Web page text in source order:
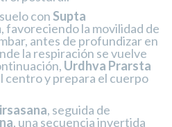
conSupta
, favoreciendo la movilidad de
antes de profundizar en
la respiración se vuelve
Urdhva Prarsta
centro y prepara el cuerpo
, seguida de
, una secuencia invertida